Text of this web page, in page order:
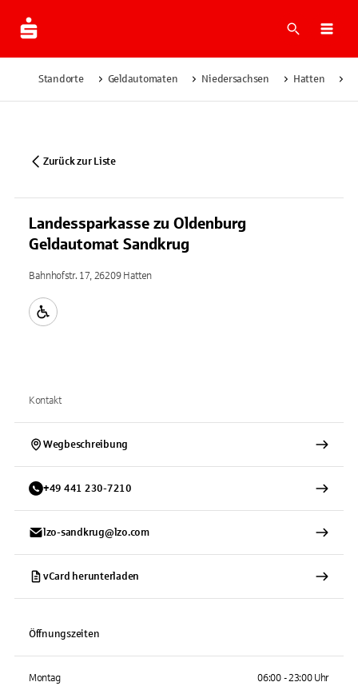
Suche
Standorte Geldautomaten Niedersachsen Hatten
Zurück zur Liste
Landessparkasse zu Oldenburg
Geldautomat Sandkrug
Bahnhofstr. 17, 26209 Hatten
Kontakt
Wegbeschreibung
+49 441 230-7210
lzo-sandkrug@lzo.com
vCard herunterladen
Öffnungszeiten
Montag 06:00 - 23:00 Uhr